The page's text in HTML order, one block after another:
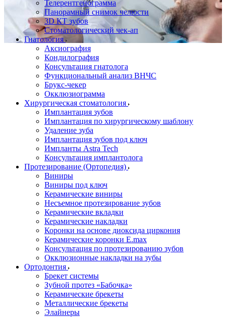
Телерентгенограмма
Панорамный снимок челюсти
3D КТ зубов
Стоматологический чек-ап
Гнатология
Аксиография
Кондилография
Консультация гнатолога
Функциональный анализ ВНЧС
Брукс-чекер
Окклюзиограмма
Хирургическая стоматология
Имплантация зубов
Имплантация по хирургическому шаблону
Удаление зуба
Имплантация зубов под ключ
Импланты Astra Tech
Консультация имплантолога
Протезирование (Ортопедия)
Виниры
Виниры под ключ
Керамические виниры
Несъемное протезирование зубов
Керамические вкладки
Керамические накладки
Коронки на основе диоксида циркония
Керамические коронки E.max
Консультация по протезированию зубов
Окклюзионные накладки на зубы
Ортодонтия
Брекет системы
Зубной протез «Бабочка»
Керамические брекеты
Металлические брекеты
Элайнеры